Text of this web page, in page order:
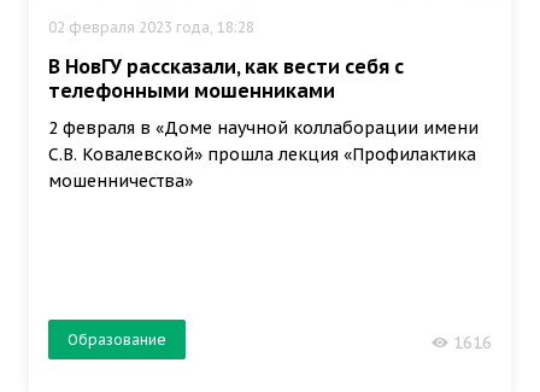
02 февраля 2023 года, 18:28
В НовГУ рассказали, как вести себя с
телефонными мошенниками
2 февраля в «Доме научной коллаборации имени
С.В. Ковалевской» прошла лекция «Профилактика
мошенничества»
Образование 1616